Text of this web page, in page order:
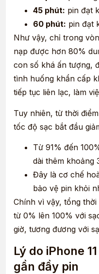
45 phút: pin đạt
60 phút: pin đạt
Như vậy, chỉ trong
nạp được hơn 80%
con số khá ấn tượng,
tình huống khẩn cấp
tiếp tục liên lạc, làm
Tuy nhiên, từ thời
tốc độ sạc bắt đầu
Từ 91% đến
dài thêm khoảng
Đây là cơ chế
bảo vệ pin khỏi
Chính vì vậy, tổng thời
từ 0% lên 100% với
giờ, tương đương với
Lý do iPhone
gần đầy pin